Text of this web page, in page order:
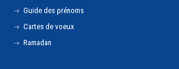
Guide des prénoms
Cartes de voeux
Ramadan